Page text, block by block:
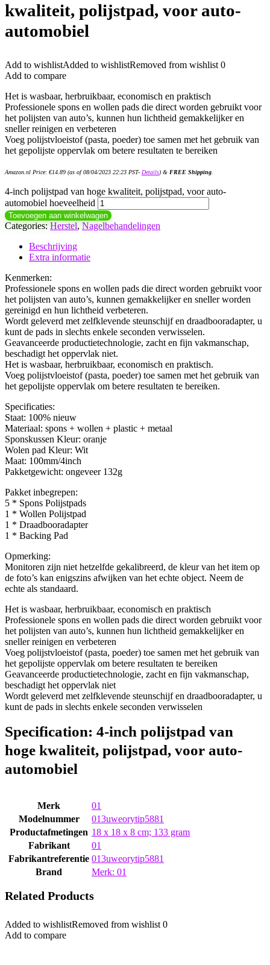
kwaliteit, polijstpad, voor auto-
automobiel
Add to wishlistAdded to wishlistRemoved from wishlist 0
Add to compare
Het is wasbaar, herbruikbaar, economisch en praktisch
Professionele spons en wollen pads die direct worden gebruikt voor
het polijsten van auto’s, kunnen hun lichtheid gemakkelijker en
sneller reinigen en verbeteren
Voeg polijstvloeistof (pasta, poeder) toe samen met het gebruik van
het gepolijste oppervlak om betere resultaten te bereiken
Amazon.nl Price: €14.89 (as of 08/04/2023 22:23 PST- Details) & FREE Shipping
4-inch polijstpad van hoge kwaliteit, polijstpad, voor auto-
automobiel hoeveelheid
Toevoegen aan winkelwagen
Categories: Herstel, Nagelbehandelingen
Beschrijving
Extra informatie
Kenmerken:
Professionele spons en wollen pads die direct worden gebruikt voor
het polijsten van auto’s, kunnen gemakkelijker en sneller worden
gereinigd en hun lichtheid verbeteren.
Wordt geleverd met zelfklevende steunschijf en draadbooradapter, u
kunt de pads in slechts enkele seconden verwisselen.
Geavanceerde productietechnologie, zacht en fijn vakmanschap,
beschadigt het oppervlak niet.
Het is wasbaar, herbruikbaar, economisch en praktisch.
Voeg polijstvloeistof (pasta, poeder) toe samen met het gebruik van
het gepolijste oppervlak om betere resultaten te bereiken.
Specificaties:
Staat: 100% nieuw
Materiaal: spons + wollen + plastic + metaal
Sponskussen Kleur: oranje
Wolen pad Kleur: Wit
Maat: 100mm/4inch
Pakketgewicht: ongeveer 132g
Pakket inbegrepen:
5 * Spons Polijstpads
1 * Wollen Polijstpad
1 * Draadbooradapter
1 * Backing Pad
Opmerking:
Monitoren zijn niet hetzelfde gekalibreerd, de kleur van het item op
de foto’s kan enigszins afwijken van het echte object. Neem de
echte als standaard.
Het is wasbaar, herbruikbaar, economisch en praktisch
Professionele spons en wollen pads die direct worden gebruikt voor
het polijsten van auto’s, kunnen hun lichtheid gemakkelijker en
sneller reinigen en verbeteren
Voeg polijstvloeistof (pasta, poeder) toe samen met het gebruik van
het gepolijste oppervlak om betere resultaten te bereiken
Geavanceerde productietechnologie, zacht en fijn vakmanschap,
beschadigt het oppervlak niet
Wordt geleverd met zelfklevende steunschijf en draadbooradapter, u
kunt de pads in slechts enkele seconden verwisselen
Specification: 4-inch polijstpad van
hoge kwaliteit, polijstpad, voor auto-
automobiel
Merk
‎01
Modelnummer
‎013uweorytip5881
Productafmetingen ‎18 x 18 x 8 cm; 133 gram
Fabrikant
‎01
Fabrikantreferentie ‎013uweorytip5881
Brand
Merk: 01
Related Products
Added to wishlistRemoved from wishlist 0
Add to compare